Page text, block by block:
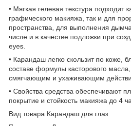
• Мягкая гелевая текстура подходит
графического макияжа, так и для
пространства, для выполнения
числе и в качестве подложки при
eyes.
• Карандаш легко скользит по коже,
составе формулы касторового
смягчающим и ухаживающим
• Свойства средства обеспечивают
покрытие и стойкость макияжа до 4
Вид товара Карандаш для глаз